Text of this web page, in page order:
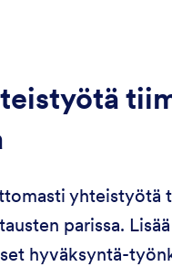
yhteistyötä
parissa. Lisää
hyväksyntä-